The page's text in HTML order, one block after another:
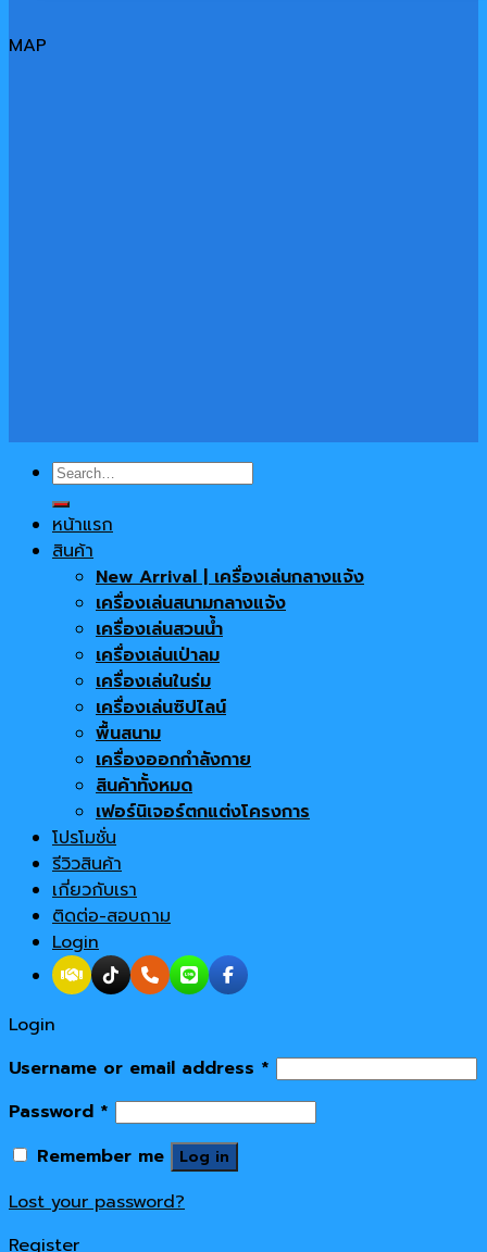
MAP
Search
for:
หน้าแรก
สินค้า
New Arrival | เครื่องเล่นกลางแจ้ง
เครื่องเล่นสนามกลางแจ้ง
เครื่องเล่นสวนน้ำ
เครื่องเล่นเป่าลม
เครื่องเล่นในร่ม
เครื่องเล่นซิปไลน์
พื้นสนาม
เครื่องออกกำลังกาย
สินค้าทั้งหมด
เฟอร์นิเจอร์ตกแต่งโครงการ
โปรโมชั่น
รีวิวสินค้า
เกี่ยวกับเรา
ติดต่อ-สอบถาม
Login
Login
Username or email address *
Password *
Remember me
Log in
Lost your password?
Register